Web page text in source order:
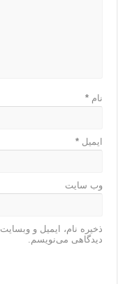
نام*
ایمیل*
وب‌ سایت
ذخیره نام، ایمیل و
دیدگاهی می‌نویسم.